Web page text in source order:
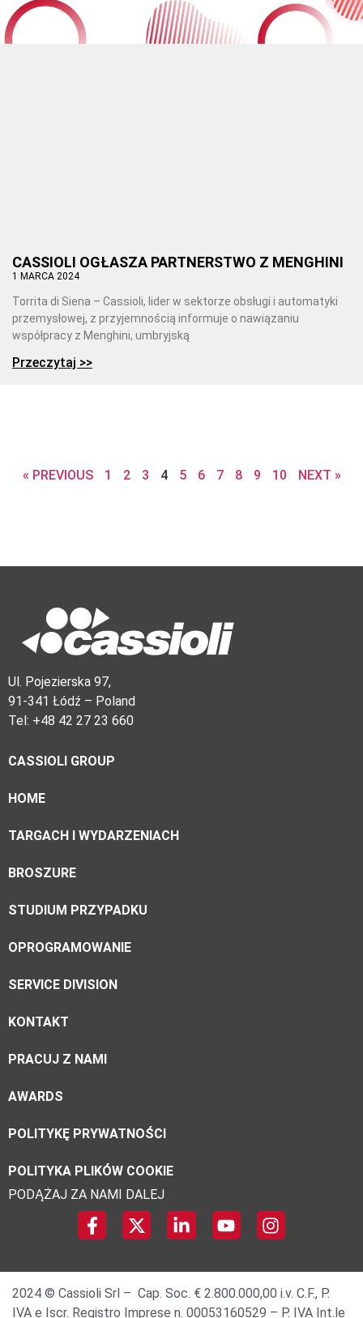
CASSIOLI OGŁASZA PARTNERSTWO Z MENGHINI
1 MARCA 2024
Torrita di Siena – Cassioli, lider w sektorze obsługi i automatyki
przemysłowej, z przyjemnością informuje o nawiązaniu
współpracy z Menghini, umbryjską
Przeczytaj >>
« PREVIOUS 1 2 3 4 5 6 7 8 9 10 NEXT »
Ul. Pojezierska 97,
91-341 Łódź – Poland
Tel: +48 42 27 23 660
CASSIOLI GROUP
HOME
TARGACH I WYDARZENIACH
BROSZURE
STUDIUM PRZYPADKU
OPROGRAMOWANIE
SERVICE DIVISION
KONTAKT
PRACUJ Z NAMI
AWARDS
POLITYKĘ PRYWATNOŚCI
POLITYKA PLIKÓW COOKIE
PODĄŻAJ ZA NAMI DALEJ
2024 © Cassioli Srl – Cap. Soc. € 2.800.000,00 i.v. C.F., P.
IVA e Iscr. Registro Imprese n. 00053160529 – P. IVA Int.le